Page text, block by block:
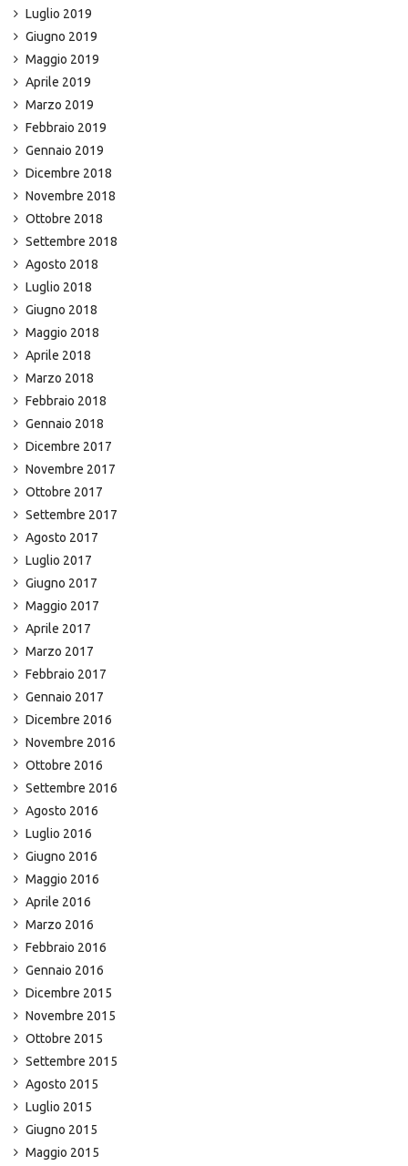
Luglio 2019
Giugno 2019
Maggio 2019
Aprile 2019
Marzo 2019
Febbraio 2019
Gennaio 2019
Dicembre 2018
Novembre 2018
Ottobre 2018
Settembre 2018
Agosto 2018
Luglio 2018
Giugno 2018
Maggio 2018
Aprile 2018
Marzo 2018
Febbraio 2018
Gennaio 2018
Dicembre 2017
Novembre 2017
Ottobre 2017
Settembre 2017
Agosto 2017
Luglio 2017
Giugno 2017
Maggio 2017
Aprile 2017
Marzo 2017
Febbraio 2017
Gennaio 2017
Dicembre 2016
Novembre 2016
Ottobre 2016
Settembre 2016
Agosto 2016
Luglio 2016
Giugno 2016
Maggio 2016
Aprile 2016
Marzo 2016
Febbraio 2016
Gennaio 2016
Dicembre 2015
Novembre 2015
Ottobre 2015
Settembre 2015
Agosto 2015
Luglio 2015
Giugno 2015
Maggio 2015